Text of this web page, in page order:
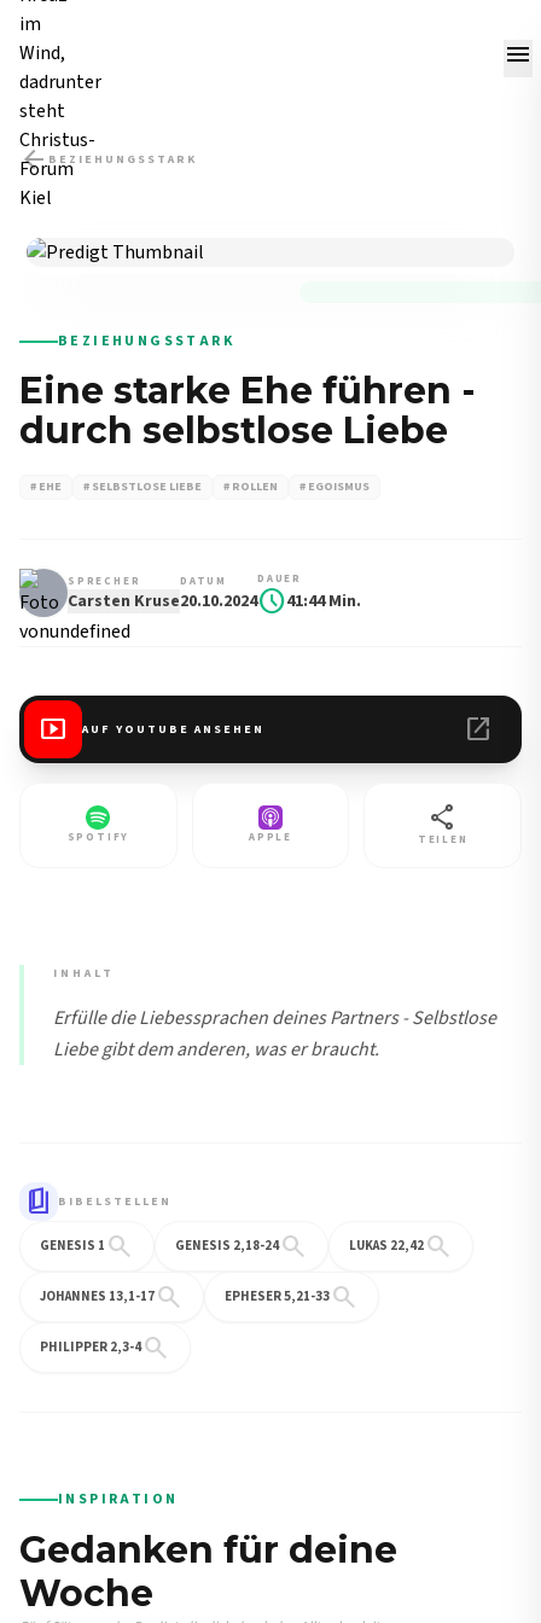
menu
arrow_backBEZIEHUNGSSTARK
BEZIEHUNGSSTARK
Eine starke Ehe führen -
durch selbstlose Liebe
# EHE # SELBSTLOSE LIEBE # ROLLEN # EGOISMUS
SPRECHER
Carsten Kruse
DATUM
20.10.2024
DAUER
schedule41:44 Min.
smart_display AUF YOUTUBE ANSEHEN open_in_new
SPOTIFY APPLE
share
TEILEN
INHALT
Erfülle die Liebessprachen deines Partners - Selbstlose
Liebe gibt dem anderen, was er braucht.
book_5 BIBELSTELLEN
GENESIS 1 search GENESIS 2,18-24search LUKAS 22,42 search
JOHANNES 13,1-17 search EPHESER 5,21-33 search
PHILIPPER 2,3-4search
INSPIRATION
Gedanken für deine
Woche